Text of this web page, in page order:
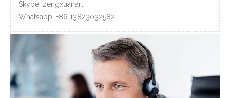
Skype: zengxuanart
Whatsapp: +86 13823032582